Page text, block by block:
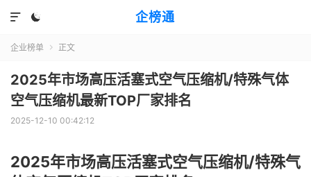
企榜通


企业榜单  正文
2025年市场高压活塞式空气压缩机/特殊气体
空气压缩机最新TOP厂家排名
2025-12-10 00:42:12
2025年市场高压活塞式空气压缩机/特殊气